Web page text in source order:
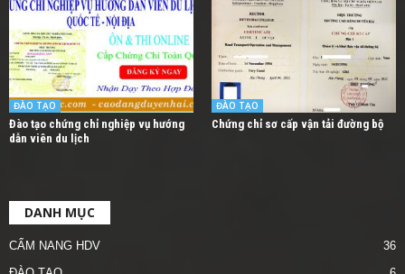
ĐÀO TẠO
Đào tạo chứng chỉ nghiệp vụ hướng
dẫn viên du lịch
ĐÀO TẠO
Chứng chỉ sơ cấp vận tải đường bộ
DANH MỤC
CẨM NANG HDV
36